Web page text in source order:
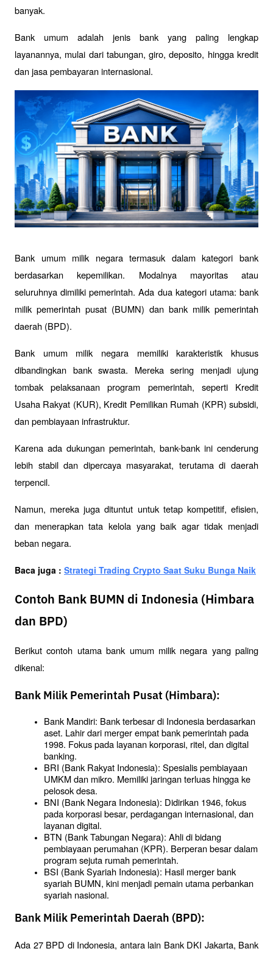
banyak.
Bank umum adalah jenis bank yang paling lengkap
layanannya, mulai dari tabungan, giro, deposito, hingga kredit
dan jasa pembayaran internasional.
Bank umum milik negara termasuk dalam kategori bank
berdasarkan kepemilikan. Modalnya mayoritas atau
seluruhnya dimiliki pemerintah. Ada dua kategori utama: bank
milik pemerintah pusat (BUMN) dan bank milik pemerintah
daerah (BPD).
Bank umum milik negara memiliki karakteristik khusus
dibandingkan bank swasta. Mereka sering menjadi ujung
tombak pelaksanaan program pemerintah, seperti Kredit
Usaha Rakyat (KUR), Kredit Pemilikan Rumah (KPR) subsidi,
dan pembiayaan infrastruktur.
Karena ada dukungan pemerintah, bank-bank ini cenderung
lebih stabil dan dipercaya masyarakat, terutama di daerah
terpencil.
Namun, mereka juga dituntut untuk tetap kompetitif, efisien,
dan menerapkan tata kelola yang baik agar tidak menjadi
beban negara.
Baca juga : Strategi Trading Crypto Saat Suku Bunga Naik
Contoh Bank BUMN di Indonesia (Himbara
dan BPD)
Berikut contoh utama bank umum milik negara yang paling
dikenal:
Bank Milik Pemerintah Pusat (Himbara):
Bank Mandiri: Bank terbesar di Indonesia berdasarkan
aset. Lahir dari merger empat bank pemerintah pada
1998. Fokus pada layanan korporasi, ritel, dan digital
banking.
BRI (Bank Rakyat Indonesia): Spesialis pembiayaan
UMKM dan mikro. Memiliki jaringan terluas hingga ke
pelosok desa.
BNI (Bank Negara Indonesia): Didirikan 1946, fokus
pada korporasi besar, perdagangan internasional, dan
layanan digital.
BTN (Bank Tabungan Negara): Ahli di bidang
pembiayaan perumahan (KPR). Berperan besar dalam
program sejuta rumah pemerintah.
BSI (Bank Syariah Indonesia): Hasil merger bank
syariah BUMN, kini menjadi pemain utama perbankan
syariah nasional.
Bank Milik Pemerintah Daerah (BPD):
Ada 27 BPD di Indonesia, antara lain Bank DKI Jakarta, Bank